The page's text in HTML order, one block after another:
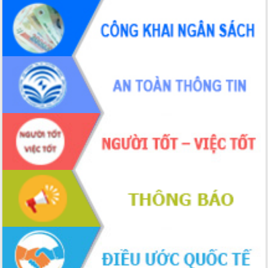
Hội thảo khoa học “Giải pháp thúc đẩy
phát triển nền kinh tế xanh tại tỉnh
Đắk Lắk”
Tăng cường giám sát, đôn đốc thực
hiện nhiệm vụ quản lý tài sản công
hàng tuần
Tháo gỡ những vướng mắc, đẩy mạnh
công tác cải cách thủ tục hành chính
tại Trung tâm Phục vụ hành chính
công tỉnh
Đắk Lắk: Tôn vinh 46 giải pháp tại Hội
thi Sáng tạo Kỹ thuật 2024 - 2025
Đắk Lắk rà soát, điều chỉnh Đề án 190
về phát triển nuôi trồng thủy sản
Phó Chủ tịch UBND tỉnh Đắk Lắk
Trương Công Thái kiểm tra thực địa
Dự án cao tốc Khánh Hòa - Buôn Ma
Thuột
Định vị cà phê Việt Nam như một “di
sản sống” trong dòng chảy toàn cầu